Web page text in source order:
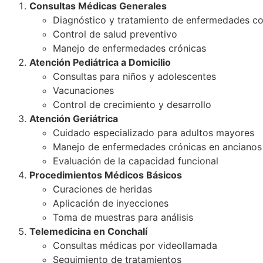
Consultas Médicas Generales
Diagnóstico y tratamiento de enfermedades
Control de salud preventivo
Manejo de enfermedades crónicas
Atención Pediátrica a Domicilio
Consultas para niños y adolescentes
Vacunaciones
Control de crecimiento y desarrollo
Atención Geriátrica
Cuidado especializado para adultos mayores
Manejo de enfermedades crónicas en ancianos
Evaluación de la capacidad funcional
Procedimientos Médicos Básicos
Curaciones de heridas
Aplicación de inyecciones
Toma de muestras para análisis
Telemedicina en Conchalí
Consultas médicas por videollamada
Seguimiento de tratamientos